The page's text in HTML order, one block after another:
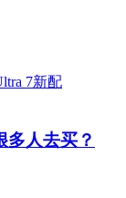
多人去买？